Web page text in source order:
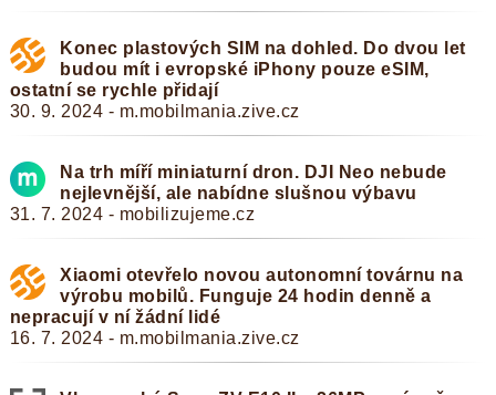
Konec plastových SIM na dohled. Do dvou let
budou mít i evropské iPhony pouze eSIM,
ostatní se rychle přidají
30. 9. 2024 - m.mobilmania.zive.cz
Na trh míří miniaturní dron. DJI Neo nebude
nejlevnější, ale nabídne slušnou výbavu
31. 7. 2024 - mobilizujeme.cz
Xiaomi otevřelo novou autonomní továrnu na
výrobu mobilů. Funguje 24 hodin denně a
nepracují v ní žádní lidé
16. 7. 2024 - m.mobilmania.zive.cz